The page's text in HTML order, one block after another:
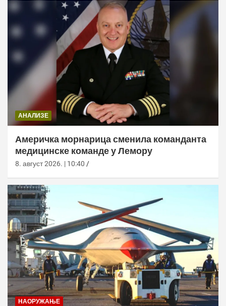
АНАЛИЗЕ
Америчка морнарица сменила команданта
медицинске команде у Лемору
8. август 2026. | 10:40
НАОРУЖАЊЕ